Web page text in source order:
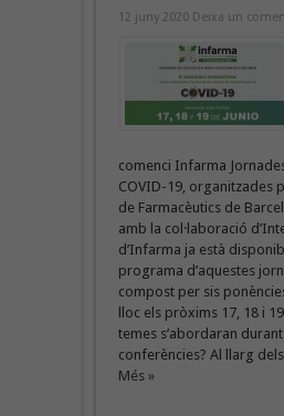
12 juny 2020 Deixa un
comenci Infarma
COVID-19, organitzades
de Farmacèutics de
amb la col·laboració
d’Infarma ja està
programa d’aquestes
compost per sis
lloc els pròxims 17, 18 i
temes s’abordaran
conferències? Al llarg
Més »